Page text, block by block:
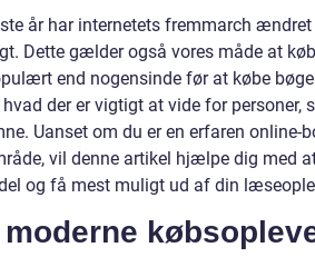
år har internetets fremmarch
Dette gælder også vores måde at
end nogensinde før at købe
der er vigtigt at vide for personer,
Uanset om du er en erfaren online-
vil denne artikel hjælpe dig med
og få mest muligt ud af din
moderne